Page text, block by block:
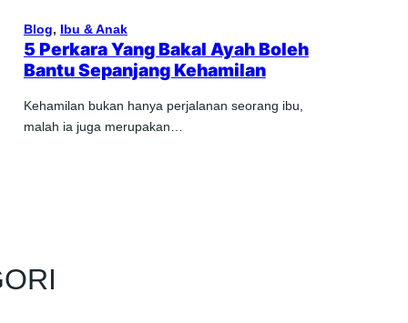
Blog, Ibu & Anak
5 Perkara Yang Bakal Ayah Boleh
Bantu Sepanjang Kehamilan
Kehamilan bukan hanya perjalanan seorang ibu,
malah ia juga merupakan…